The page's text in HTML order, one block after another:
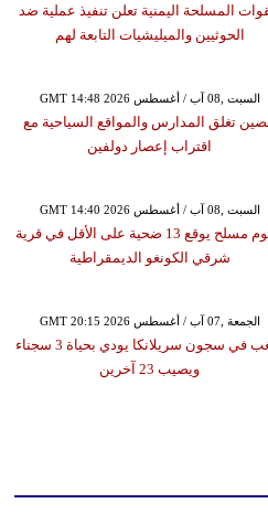
المسلحة اليمنية تعلن تنفيذ عملية ضد
الحوثيين والميليشيات التابعة لهم
GMT 14:48 2026 السبت ,08 آب / أغسطس
تغلق المدارس والمواقع السياحية مع
اقتراب إعصار دولفين
GMT 14:40 2026 السبت ,08 آب / أغسطس
هجوم مسلح يوقع 13 ضحية على الأقل في قرية
شرقي الكونغو الديمقراطية
GMT 20:15 2026 الجمعة ,07 آب / أغسطس
شغب في سجون سريلانكا يودي بحياة 3 سجناء
ويصيب 23 آخرين